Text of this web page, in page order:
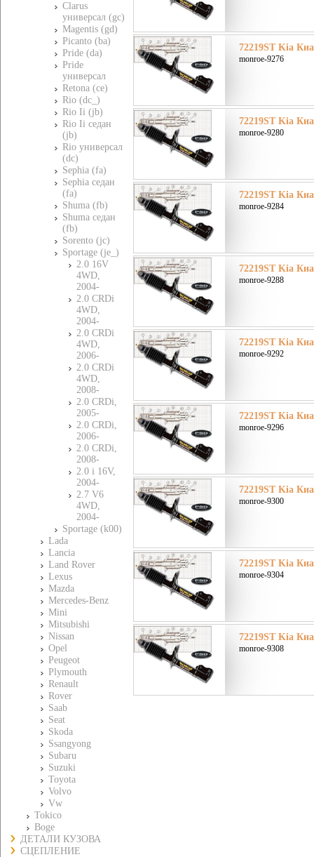
Clarus
универсал (gc)
Magentis (gd)
Picanto (ba)
Pride (da)
Pride
универсал
Retona (ce)
Rio (dc_)
Rio Ii (jb)
Rio Ii седан
(jb)
Rio универсал
(dc)
Sephia (fa)
Sephia седан
(fa)
Shuma (fb)
Shuma седан
(fb)
Sorento (jc)
Sportage (je_)
2.0 16V
4WD,
2004-
2.0 CRDi
4WD,
2004-
2.0 CRDi
4WD,
2006-
2.0 CRDi
4WD,
2008-
2.0 CRDi,
2005-
2.0 CRDi,
2006-
2.0 CRDi,
2008-
2.0 i 16V,
2004-
2.7 V6
4WD,
2004-
Sportage (k00)
Lada
Lancia
Land Rover
Lexus
Mazda
Mercedes-Benz
Mini
Mitsubishi
Nissan
Opel
Peugeot
Plymouth
Renault
Rover
Saab
Seat
Skoda
Ssangyong
Subaru
Suzuki
Toyota
Volvo
Vw
Tokico
Boge
ДЕТАЛИ КУЗОВА
СЦЕПЛЕНИЕ
72219ST Kia
monroe-9276
72219ST Kia
monroe-9280
72219ST Kia
monroe-9284
72219ST Kia
monroe-9288
72219ST Kia
monroe-9292
72219ST Kia
monroe-9296
72219ST Kia
monroe-9300
72219ST Kia
monroe-9304
72219ST Kia
monroe-9308